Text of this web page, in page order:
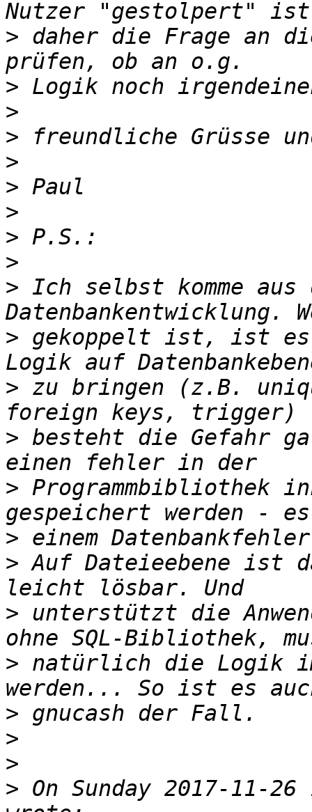
> daher die Frage an
>
>
>
>
>
>
>
>
> Ich selbst komme aus
> gekoppelt ist, ist
> zu bringen (z.B.
> besteht die Gefahr
> Programmbibliothek
>
> Auf Dateieebene ist
> unterstützt die
> natürlich die Logik
>
>
>
> On Sunday 2017-11-